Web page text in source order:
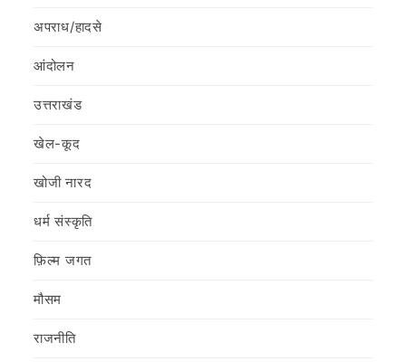
अपराध/हादसे
आंदोलन
उत्तराखंड
खेल-कूद
खोजी नारद
धर्म संस्कृति
फ़िल्‍म जगत
मौसम
राजनीति